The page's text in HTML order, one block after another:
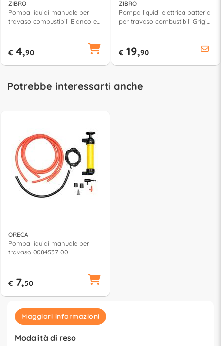
ZIBRO
Pompa liquidi manuale per
travaso combustibili Bianco e
€ 4,90
ZIBRO
Pompa liquidi elettrica batteria
per travaso combustibili Grigio
€ 19,90
Potrebbe interessarti anche
ORECA
Pompa liquidi manuale per
travaso 0084537 00
€ 7,50
Maggiori informazioni
Modalità di reso